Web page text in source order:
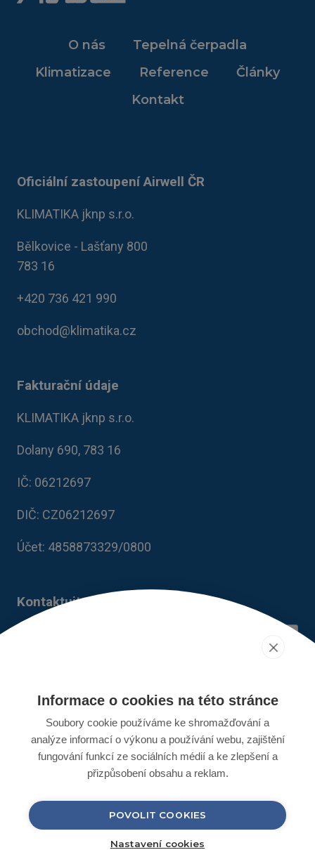
Informace o cookies na této stránce
Soubory cookie používáme ke shromažďování a
analýze informací o výkonu a používání webu, zajištění
fungování funkcí ze sociálních médií a ke zlepšení a
přizpůsobení obsahu a reklam.
POVOLIT COOKIES
Nastavení cookies
O nás
Tepelná čerpadla
Klimatizace
Reference
Články
Kontakt
Oficiální zastoupení Airwell ČR
KLIMATIKA jknp s.r.o.
Bělkovice - Lašťany 800
783 16
+420 736 421 990
obchod@klimatika.cz
Fakturační údaje
KLIMATIKA jknp s.r.o.
Dolany 690, 783 16
IČ: 06212697​
DIČ: CZ06212697​
Účet: 4858873329/0800​
Kontaktujte nás
Odeslat
Airwell © 2026. Všechna práva vyhrazena.